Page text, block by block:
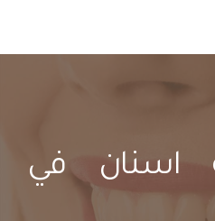
اسنان في